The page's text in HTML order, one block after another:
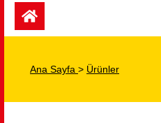
Ana Sayfa > Ürünler